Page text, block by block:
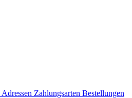
Adressen Zahlungsarten Bestellungen